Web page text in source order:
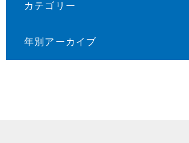
カテゴリー
年別アーカイブ